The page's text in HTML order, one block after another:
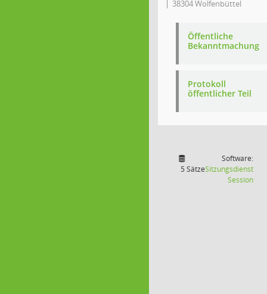
38304 Wolfenbüttel
Öffentliche
Bekanntmachung
Protokoll
öffentlicher Teil
5 Sätze
Software:
Sitzungsdienst
Session